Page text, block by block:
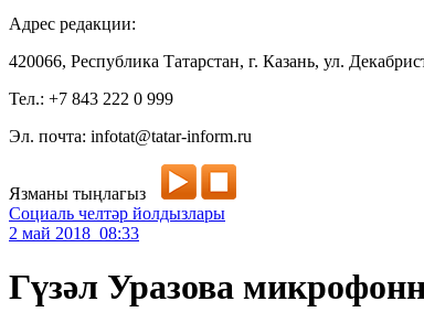
Адрес редакции:
420066, Республика Татарстан, г. Казань, ул.
Тел.: +7 843 222 0 999
Эл. почта: infotat@tatar-inform.ru
Язманы тыңлагыз
Социаль челтәр йолдызлары
2 май 2018 08:33
Гүзәл Уразова